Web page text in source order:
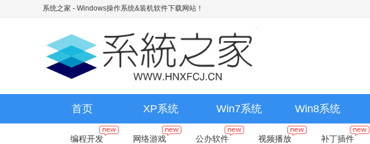
系统之家 - Windows操作系统&装机软件下载网站！
首页 XP系统 Win7系统 Win8系统
编程开发 网络游戏 公办软件 视频播放 补丁插件